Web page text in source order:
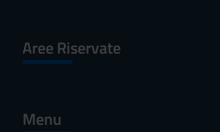
Aree Riservate
Menu